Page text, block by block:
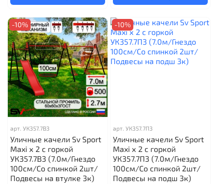
-10%
арт. УК357.7В3
Уличные качели Sv Sport
Maxi х 2 с горкой
УК357.7В3 (7.0м/Гнездо
100см/Со спинкой 2шт/
Подвесы на втулке 3к)
-10%
арт. УК357.7П3
Уличные качели Sv Sport
Maxi х 2 с горкой
УК357.7П3 (7.0м/Гнездо
100см/Со спинкой 2шт/
Подвесы на подш 3к)